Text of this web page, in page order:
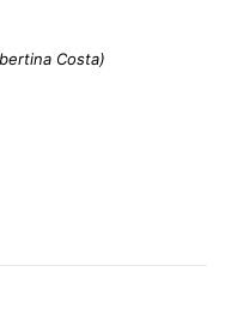
Costa)